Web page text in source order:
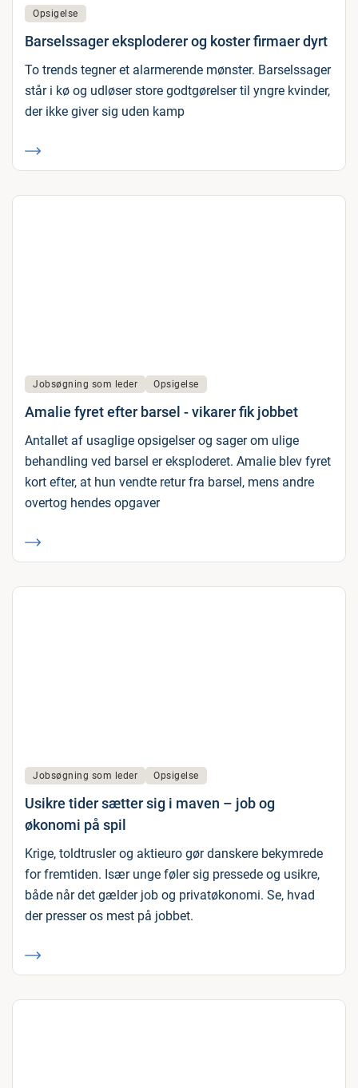
Opsigelse
Barselssager eksploderer og koster firmaer dyrt
To trends tegner et alarmerende mønster. Barselssager
står i kø og udløser store godtgørelser til yngre kvinder,
der ikke giver sig uden kamp
Jobsøgning som leder Opsigelse
Amalie fyret efter barsel - vikarer fik jobbet
Antallet af usaglige opsigelser og sager om ulige
behandling ved barsel er eksploderet. Amalie blev fyret
kort efter, at hun vendte retur fra barsel, mens andre
overtog hendes opgaver
Jobsøgning som leder Opsigelse
Usikre tider sætter sig i maven – job og
økonomi på spil
Krige, toldtrusler og aktieuro gør danskere bekymrede
for fremtiden. Især unge føler sig pressede og usikre,
både når det gælder job og privatøkonomi. Se, hvad
der presser os mest på jobbet.